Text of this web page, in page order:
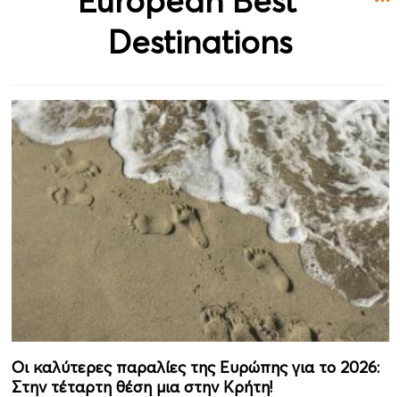
Destinations
Οι καλύτερες παραλίες της Ευρώπης για το 2026:
Στην τέταρτη θέση μια στην Κρήτη!